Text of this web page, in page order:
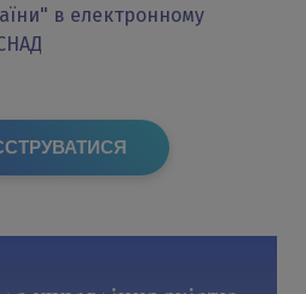
в електронному